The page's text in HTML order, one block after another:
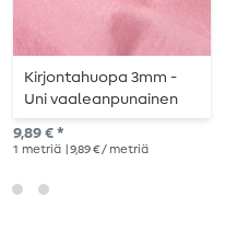
Kirjontahuopa 3mm -
Uni vaaleanpunainen
9,89 € *
1 metriä | 9,89 € / metriä